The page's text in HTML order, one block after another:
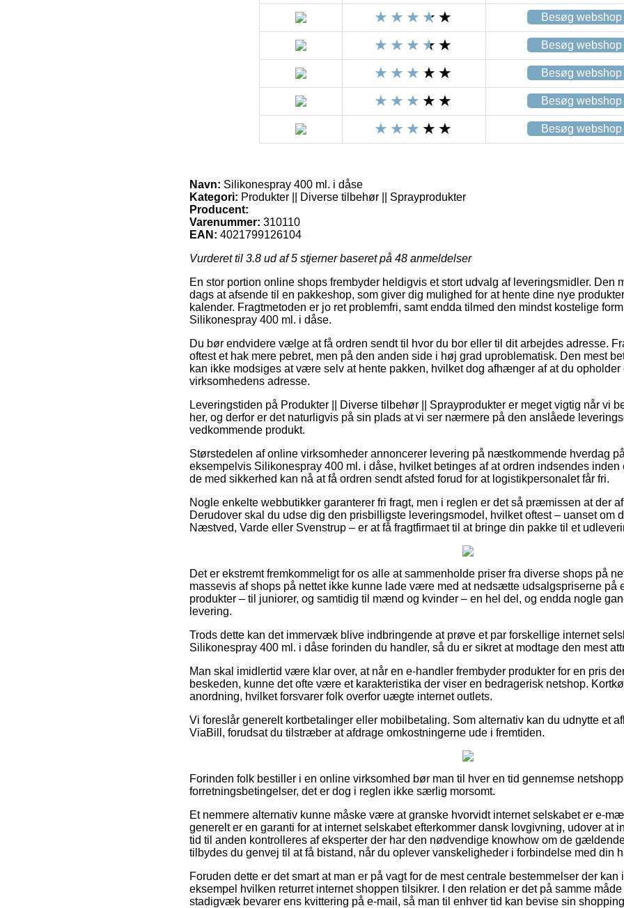
Besøg webshop
Besøg webshop
Besøg webshop
Besøg webshop
Besøg webshop
Navn: Silikonespray 400 ml. i dåse
Kategori: Produkter || Diverse tilbehør || Sprayprodukter
Producent:
Varenummer: 310110
EAN: 4021799126104
Vurderet til 3.8 ud af 5 stjerner baseret på 48 anmeldelser
En stor portion online shops frembyder heldigvis et stort udvalg af leveringsmidler. Den
dags at afsende til en pakkeshop, som giver dig mulighed for at hente dine nye
kalender. Fragtmetoden er jo ret problemfri, samt endda tilmed den mindst kostelige
Silikonespray 400 ml. i dåse.
Du bør endvidere vælge at få ordren sendt til hvor du bor eller til dit arbejdes adresse.
oftest et hak mere pebret, men på den anden side i høj grad uproblematisk. Den mest
kan ikke modsiges at være selv at hente pakken, hvilket dog afhænger af at du
virksomhedens adresse.
Leveringstiden på Produkter || Diverse tilbehør || Sprayprodukter er meget vigtig når vi
her, og derfor er det naturligvis på sin plads at vi ser nærmere på den anslåede
vedkommende produkt.
Størstedelen af online virksomheder annoncerer levering på næstkommende hverdag
eksempelvis Silikonespray 400 ml. i dåse, hvilket betinges af at ordren indsendes inden
de med sikkerhed kan nå at få ordren sendt afsted forud for at logistikpersonalet får fri.
Nogle enkelte webbutikker garanterer fri fragt, men i reglen er det så præmissen at der
Derudover skal du udse dig den prisbilligste leveringsmodel, hvilket oftest – uanset om
Næstved, Varde eller Svenstrup – er at få fragtfirmaet til at bringe din pakke til et
Det er ekstremt fremkommeligt for os alle at sammenholde priser fra diverse shops på
massevis af shops på nettet ikke kunne lade være med at nedsætte udsalgspriserne på
produkter – til juniorer, og samtidig til mænd og kvinder – en hel del, og endda nogle
levering.
Trods dette kan det immervæk blive indbringende at prøve et par forskellige internet
Silikonespray 400 ml. i dåse forinden du handler, så du er sikret at modtage den mest
Man skal imidlertid være klar over, at når en e-handler frembyder produkter for en pris
beskeden, kunne det ofte være et karakteristika der viser en bedragerisk netshop.
anordning, hvilket forsvarer folk overfor uægte internet outlets.
Vi foreslår generelt kortbetalinger eller mobilbetaling. Som alternativ kan du udnytte et
ViaBill, forudsat du tilstræber at afdrage omkostningerne ude i fremtiden.
Forinden folk bestiller i en online virksomhed bør man til hver en tid gennemse
forretningsbetingelser, det er dog i reglen ikke særlig morsomt.
Et nemmere alternativ kunne måske være at granske hvorvidt internet selskabet er e-
generelt er en garanti for at internet selskabet efterkommer dansk lovgivning, udover at
tid til anden kontrolleres af eksperter der har den nødvendige knowhow om de
tilbydes du genvej til at få bistand, når du oplever vanskeligheder i forbindelse med din
Foruden dette er det smart at man er på vagt for de mest centrale bestemmelser der kan
eksempel hvilken returret internet shoppen tilsikrer. I den relation er det på samme
stadigvæk bevarer ens kvittering på e-mail, så man til enhver tid kan bevise sin